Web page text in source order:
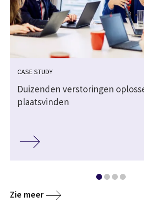
CASE STUDY
Duizenden verstoringen
plaatsvinden
Zie meer